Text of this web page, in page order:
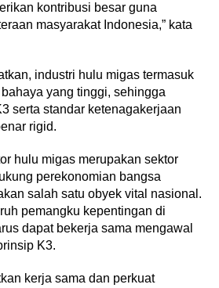
kontribusi besar guna
masyarakat Indonesia,” kata
industri hulu migas termasuk
yang tinggi, sehingga
serta standar ketenagakerjaan
rigid.
hulu migas merupakan sektor
perekonomian bangsa
salah satu obyek vital nasional.
pemangku kepentingan di
dapat bekerja sama mengawal
K3.
kerja sama dan perkuat